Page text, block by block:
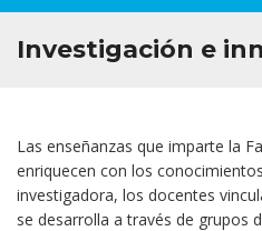
Investigación e
Las enseñanzas que imparte la
enriquecen con los
investigadora, los docentes
se desarrolla a través de grupos